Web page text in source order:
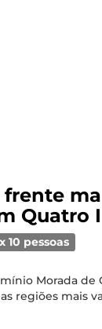
frente
Quatro
10 pessoas
Morada de
regiões mais